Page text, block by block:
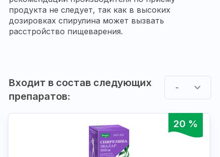
продукта не следует, так как в высоких
дозировках спирулина может вызвать
расстройство пищеварения.
Входит в состав следующих
препаратов:
-
20 %